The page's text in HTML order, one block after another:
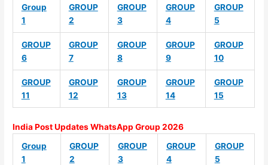
Group
1
GROUP
2
GROUP
3
GROUP
4
GROUP
5
GROUP
6
GROUP
7
GROUP
8
GROUP
9
GROUP
10
GROUP
11
GROUP
12
GROUP
13
GROUP
14
GROUP
15
India Post Updates WhatsApp Group 2026
Group
1
GROUP
2
GROUP
3
GROUP
4
GROUP
5